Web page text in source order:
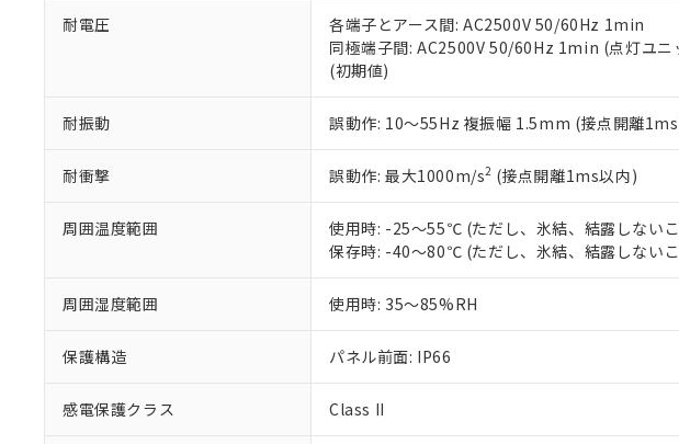
耐電圧
各端子とアース間: AC2500V 50/60Hz 1min
同極端子間: AC2500V 50/60Hz 1min (点灯ユニ
(初期値)
耐振動 誤動作: 10～55Hz 複振幅 1.5mm (接点開離
耐衝撃 誤動作: 最大1000m/s2 (接点開離1ms以内)
周囲温度範囲
使用時: -25～55℃ (ただし、氷結、結露しない
保存時: -40～80℃ (ただし、氷結、結露しない
周囲湿度範囲 使用時: 35～85%RH
保護構造 パネル前面: IP66
感電保護クラス Class II
り割愛しております。